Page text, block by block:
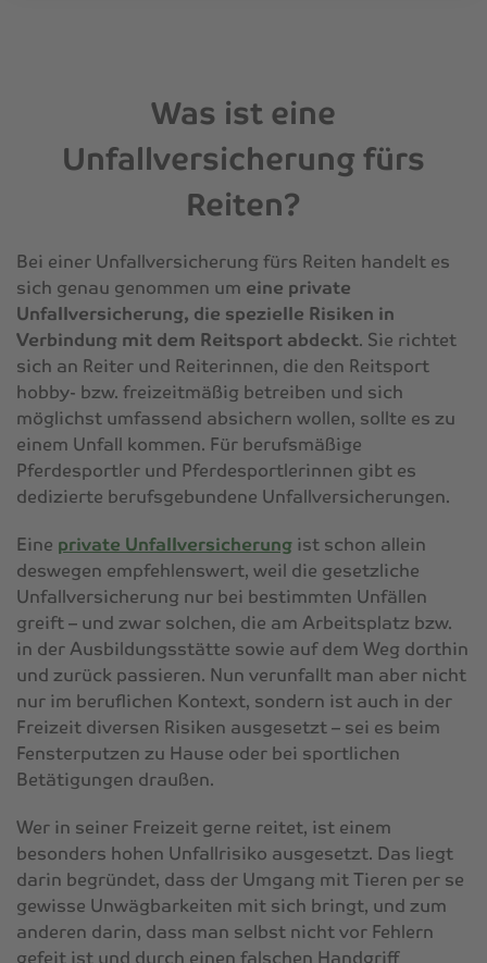
Was ist eine
Unfallversicherung fürs
Reiten?
Bei einer Unfallversicherung fürs Reiten handelt es
sich genau genommen um eine private
Unfallversicherung, die spezielle Risiken in
Verbindung mit dem Reitsport abdeckt. Sie richtet
sich an Reiter und Reiterinnen, die den Reitsport
hobby- bzw. freizeitmäßig betreiben und sich
möglichst umfassend absichern wollen, sollte es zu
einem Unfall kommen. Für berufsmäßige
Pferdesportler und Pferdesportlerinnen gibt es
dedizierte berufsgebundene Unfallversicherungen.
Eine private Unfallversicherung ist schon allein
deswegen empfehlenswert, weil die gesetzliche
Unfallversicherung nur bei bestimmten Unfällen
greift – und zwar solchen, die am Arbeitsplatz bzw.
in der Ausbildungsstätte sowie auf dem Weg dorthin
und zurück passieren. Nun verunfallt man aber nicht
nur im beruflichen Kontext, sondern ist auch in der
Freizeit diversen Risiken ausgesetzt – sei es beim
Fensterputzen zu Hause oder bei sportlichen
Betätigungen draußen.
Wer in seiner Freizeit gerne reitet, ist einem
besonders hohen Unfallrisiko ausgesetzt. Das liegt
darin begründet, dass der Umgang mit Tieren per se
gewisse Unwägbarkeiten mit sich bringt, und zum
anderen darin, dass man selbst nicht vor Fehlern